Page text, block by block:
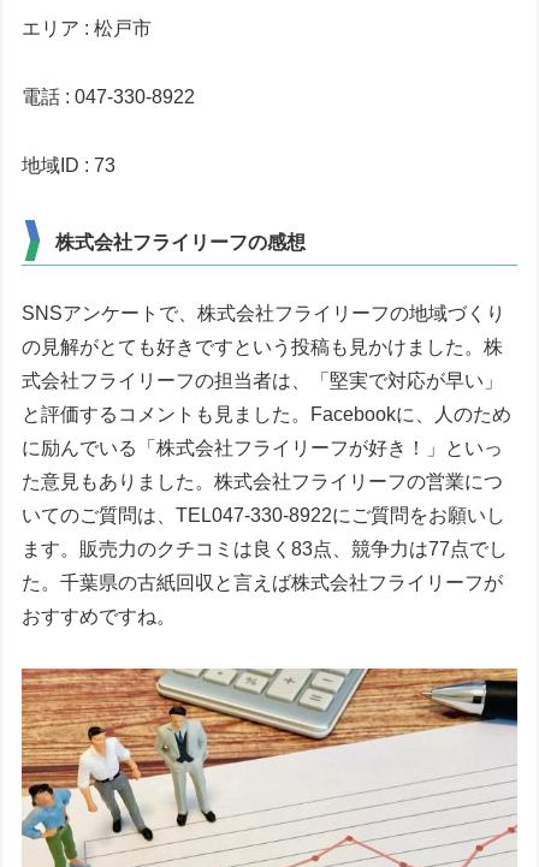
エリア : 松戸市
電話 : 047-330-8922
地域ID : 73
株式会社フライリーフの感想
SNSアンケートで、株式会社フライリーフの地域づくり
の見解がとても好きですという投稿も見かけました。株
式会社フライリーフの担当者は、「堅実で対応が早い」
と評価するコメントも見ました。Facebookに、人のため
に励んでいる「株式会社フライリーフが好き！」といっ
た意見もありました。株式会社フライリーフの営業につ
いてのご質問は、TEL047-330-8922にご質問をお願いし
ます。販売力のクチコミは良く83点、競争力は77点でし
た。千葉県の古紙回収と言えば株式会社フライリーフが
おすすめですね。